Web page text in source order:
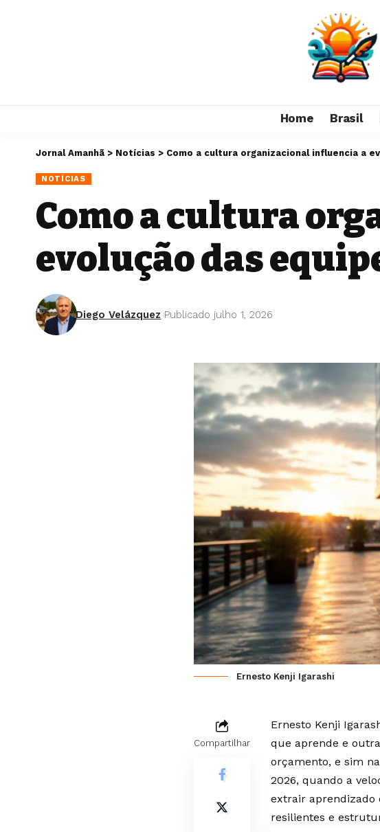
Home Brasil
Jornal Amanhã > Notícias > Como a cultura organizacional influencia a
NOTÍCIAS
Como a cultura
evolução das
Diego Velázquez Publicado julho 1, 2026
Ernesto Kenji Igarashi
Compartilhar
Ernesto Kenji
que aprende e
orçamento, e sim
2026, quando a
extrair aprendizado
resilientes e